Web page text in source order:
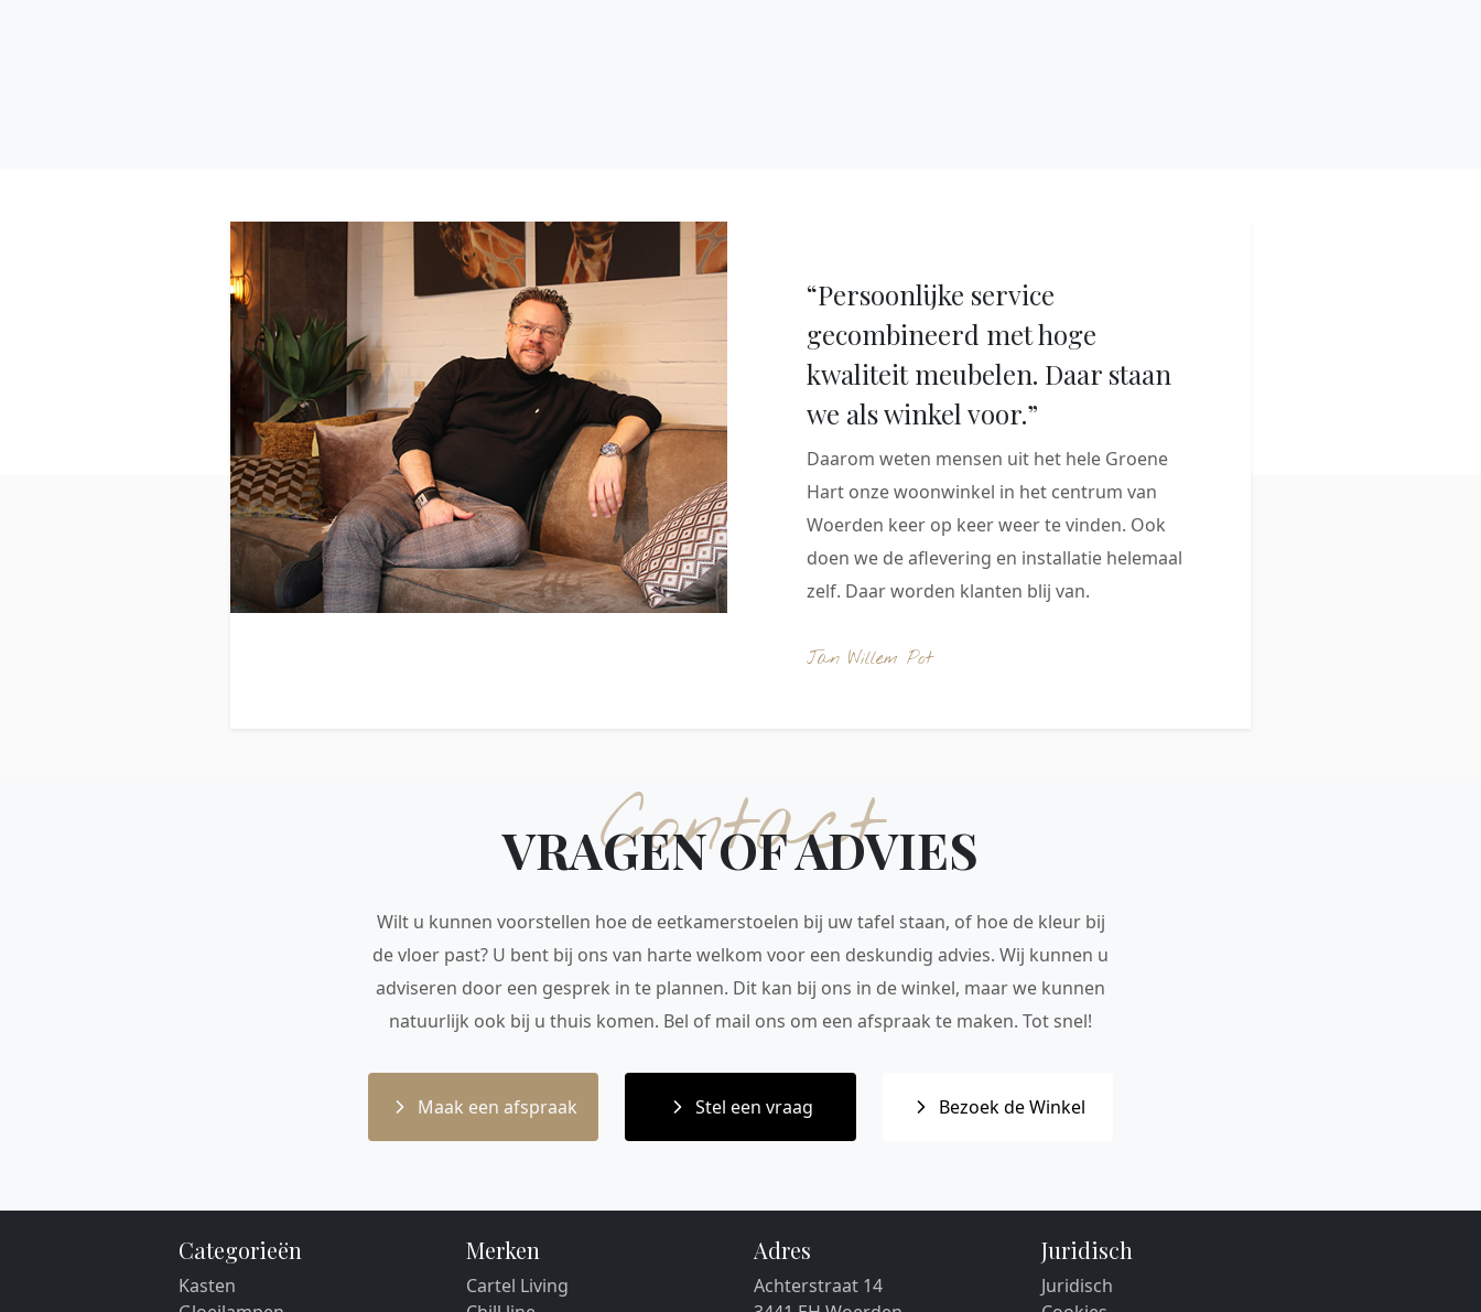
“Persoonlijke service
gecombineerd met hoge
kwaliteit meubelen. Daar staan
we als winkel voor.”
Daarom weten mensen uit het hele Groene
Hart onze woonwinkel in het centrum van
Woerden keer op keer weer te vinden. Ook
doen we de aflevering en installatie helemaal
zelf. Daar worden klanten blij van.
Jan Willem Pot
Contact
VRAGEN OF ADVIES
Wilt u kunnen voorstellen hoe de eetkamerstoelen bij uw tafel staan, of hoe de kleur bij
de vloer past? U bent bij ons van harte welkom voor een deskundig advies. Wij kunnen u
adviseren door een gesprek in te plannen. Dit kan bij ons in de winkel, maar we kunnen
natuurlijk ook bij u thuis komen. Bel of mail ons om een afspraak te maken. Tot snel!
Maak een afspraak Stel een vraag Bezoek de Winkel
Categorieën
Kasten
Merken
Cartel Living
Adres
Achterstraat 14
Juridisch
Juridisch